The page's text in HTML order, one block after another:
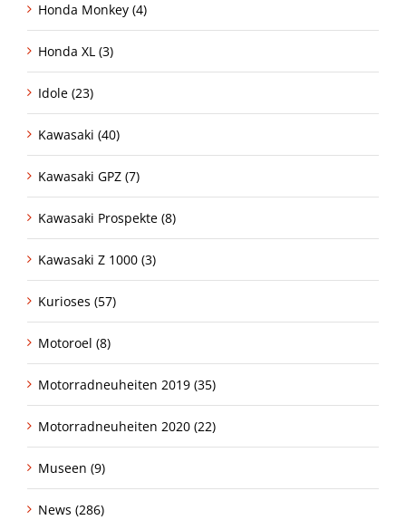
Honda Monkey (4)
Honda XL (3)
Idole (23)
Kawasaki (40)
Kawasaki GPZ (7)
Kawasaki Prospekte (8)
Kawasaki Z 1000 (3)
Kurioses (57)
Motoroel (8)
Motorradneuheiten 2019 (35)
Motorradneuheiten 2020 (22)
Museen (9)
News (286)